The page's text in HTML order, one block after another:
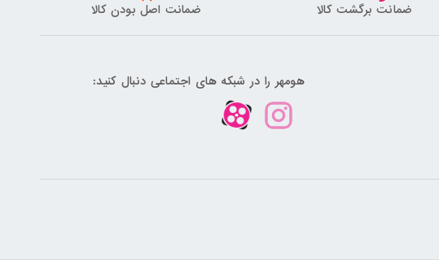
ضمانت برگشت کالا ضمانت اصل بودن کالا
هومهر را در شبکه های اجتماعی دنبال کنید: